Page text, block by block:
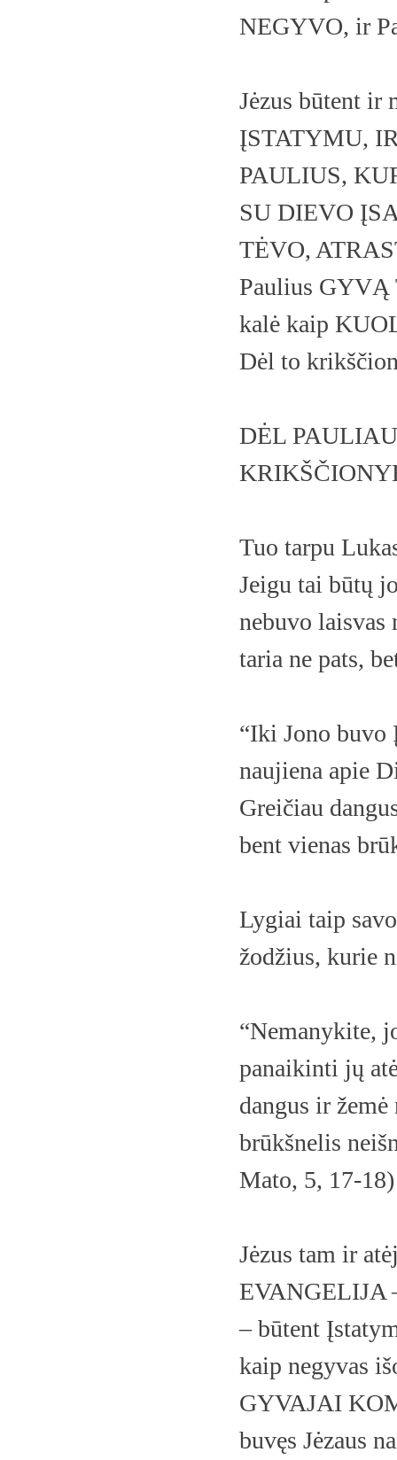
NEGYVO, ir
Jėzus būtent ir
ĮSTATYMU,
PAULIUS,
SU DIEVO
TĖVO,
Paulius
kalė kaip
Dėl to
DĖL
Tuo tarpu
Jeigu tai būtų
nebuvo
taria ne pats,
“Iki Jono buvo
naujiena apie
Greičiau
bent vienas
Lygiai taip
žodžius, kurie
“Nemanykite,
panaikinti jų
dangus ir žemė
brūkšnelis
Mato, 5, 17-18)
Jėzus tam ir
EVANGELIJA
– būtent
kaip negyvas
GYVAJAI
buvęs Jėzaus